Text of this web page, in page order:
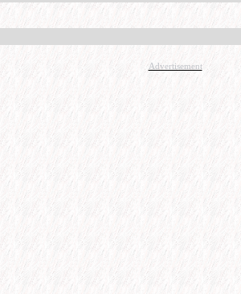
Advertisement